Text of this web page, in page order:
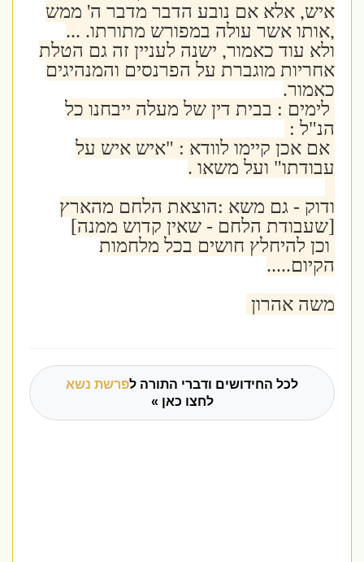
איש, אלא אם נובע הדברמדבר ה' ממש
,אותו אשר עולה במפורש מתורתו. ...
ולא עוד כאמור, ישנה לעניין זה גם הטלת
אחריות מוגברת על הפרנסים והמנהיגים
כאמור.
לימים : בבית דין של מעלה ייבחנו כל
הנ"ל :
אם אכן קיימו לוודא : "איש איש על
עבודתו" ועל משאו .
ודוק - גם משא :הוצאת הלחם מהארץ
[שעבודת הלחם - שאין קדוש ממנה]
וכן להיחלץ חושים בכל מלחמות
הקיום.....
משה אהרון
לכל החידושים ודברי התורה לפרשת נשא
לחצו כאן »